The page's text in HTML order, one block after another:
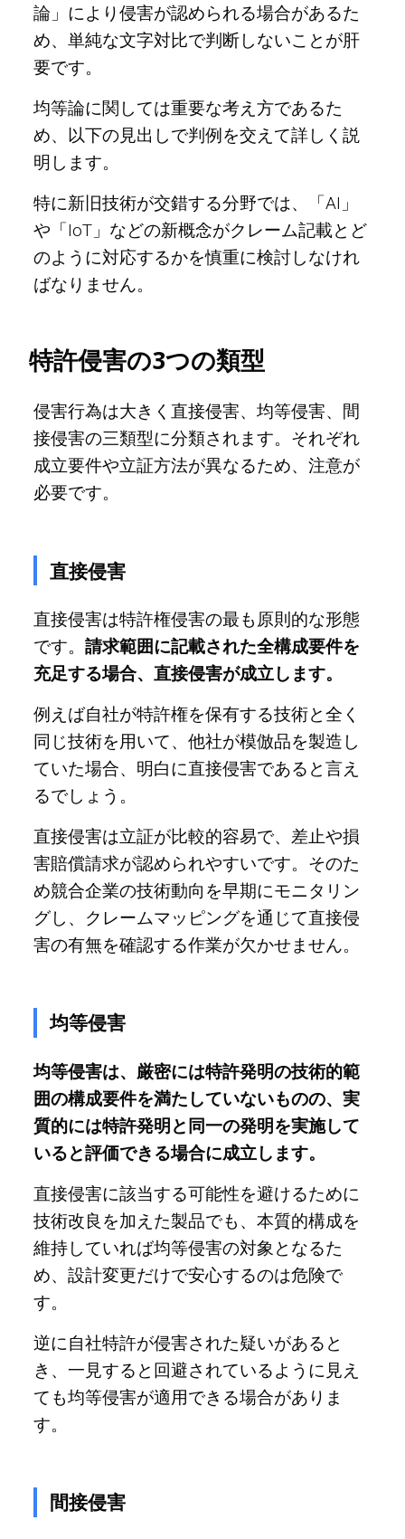
論」により侵害が認められる場合があるた
め、単純な文字対比で判断しないことが肝
要です。
均等論に関しては重要な考え方であるた
め、以下の見出しで判例を交えて詳しく説
明します。
特に新旧技術が交錯する分野では、「AI」
や「IoT」などの新概念がクレーム記載とど
のように対応するかを慎重に検討しなけれ
ばなりません。
特許侵害の3つの類型
侵害行為は大きく直接侵害、均等侵害、間
接侵害の三類型に分類されます。それぞれ
成立要件や立証方法が異なるため、注意が
必要です。
直接侵害
直接侵害は特許権侵害の最も原則的な形態
です。 請求範囲に記載された全構成要件を
充足する場合、直接侵害が成立します。
例えば自社が特許権を保有する技術と全く
同じ技術を用いて、他社が模倣品を製造し
ていた場合、明白に直接侵害であると言え
るでしょう。
直接侵害は立証が比較的容易で、差止や損
害賠償請求が認められやすいです。そのた
め競合企業の技術動向を早期にモニタリン
グし、クレームマッピングを通じて直接侵
害の有無を確認する作業が欠かせません。
均等侵害
均等侵害は、厳密には特許発明の技術的範
囲の構成要件を満たしていないものの、実
質的には特許発明と同一の発明を実施して
いると評価できる場合に成立します。
直接侵害に該当する可能性を避けるために
技術改良を加えた製品でも、本質的構成を
維持していれば均等侵害の対象となるた
め、設計変更だけで安心するのは危険で
す。
逆に自社特許が侵害された疑いがあると
き、一見すると回避されているように見え
ても均等侵害が適用できる場合がありま
す。
間接侵害